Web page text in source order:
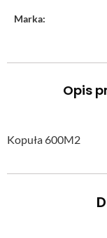
Marka:
Opis
Kopuła 600M2